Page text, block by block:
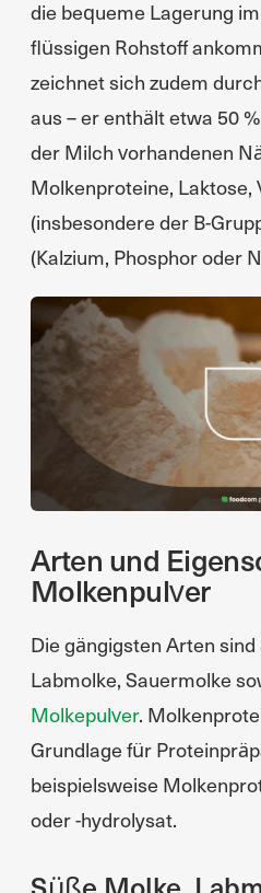
die bequeme Lagerung
flüssigen Rohstoff
zeichnet sich zudem
aus – er enthält etwa 50
der Milch vorhandenen
Molkenproteine, Laktose,
(insbesondere der B-
(Kalzium, Phosphor oder
Arten und
Molkenpulver
Die gängigsten Arten
Labmolke, Sauermolke
Molkepulver.
Grundlage für
beispielsweise
oder -hydrolysat.